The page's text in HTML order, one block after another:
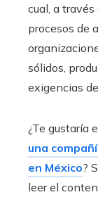
cual, a
procesos de
sólidos,
exigencias
¿Te gustaría
una
en México?
leer el